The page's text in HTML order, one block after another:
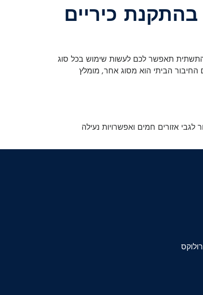
כיריים
שקע תלת פאזי ייעודי. התשתית תאפשר לכם לעשות שימוש בכל סוג
החיבור הביתי הוא מסוג אחר, מומלץ
לגבי אזורים חמים ואפשרויות נעילה